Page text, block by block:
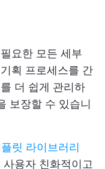
요한 모든 세부
획 프로세스를 간
더 쉽게 관리하
보장할 수 있습니
릿 라이브러리
용자 친화적이고